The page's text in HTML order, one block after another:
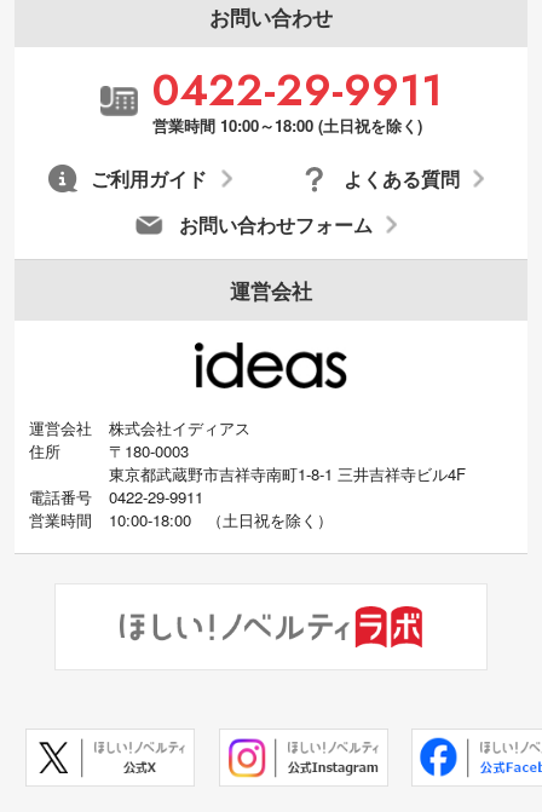
お問い合わせ
0422-29-9911
営業時間 10:00～18:00 (土日祝を除く)
お問い合わせフォーム
よくある質問
ご利用ガイド
運営会社
運営会社
株式会社イディアス
住所
〒180-0003
東京都武蔵野市吉祥寺南町1-8-1 三井吉祥寺ビル4F
電話番号
0422-29-9911
営業時間
10:00-18:00 （土日祝を除く）